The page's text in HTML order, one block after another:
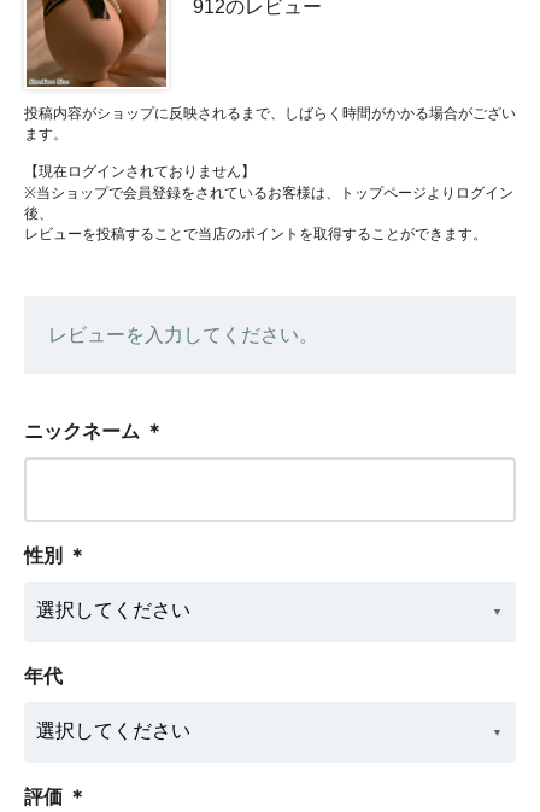
912のレビュー
投稿内容がショップに反映されるまで、しばらく時間がかかる場合がござい
ます。
【現在ログインされておりません】
※当ショップで会員登録をされているお客様は、トップページよりログイン
後、
レビューを投稿することで当店のポイントを取得することができます。
レビューを入力してください。
ニックネーム ＊
性別 ＊
年代
評価 ＊